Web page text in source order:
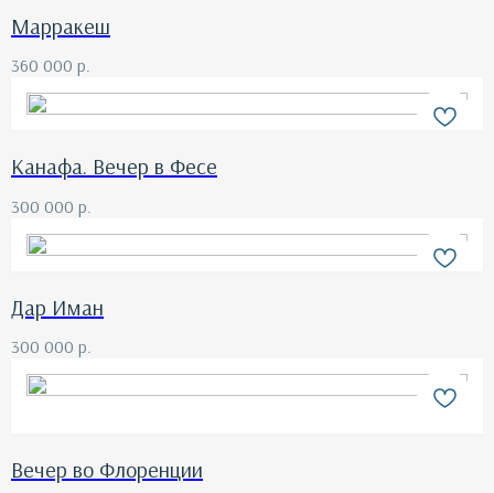
Марракеш
360 000 р.
Канафа. Вечер в Фесе
300 000 р.
Дар Иман
300 000 р.
Вечер во Флоренции